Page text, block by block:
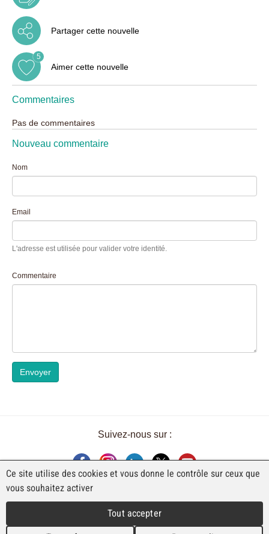
Partager cette nouvelle
Aimer cette nouvelle
5
Commentaires
Pas de commentaires
Nouveau commentaire
Nom
Email
L'adresse est utilisée pour valider votre identité.
Commentaire
Envoyer
Suivez-nous sur :
UNE EXPOSITION DE FAJI SA
Rue Industrielle 98
CH-2740 Moutier
Ce site utilise des cookies et vous donne le contrôle sur ceux que
vous souhaitez activer
Tout accepter